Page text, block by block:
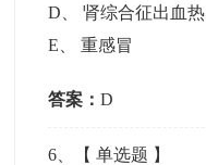
D 、肾综合征出血热
E 、重感冒
答案：D
6 、【单选题 】